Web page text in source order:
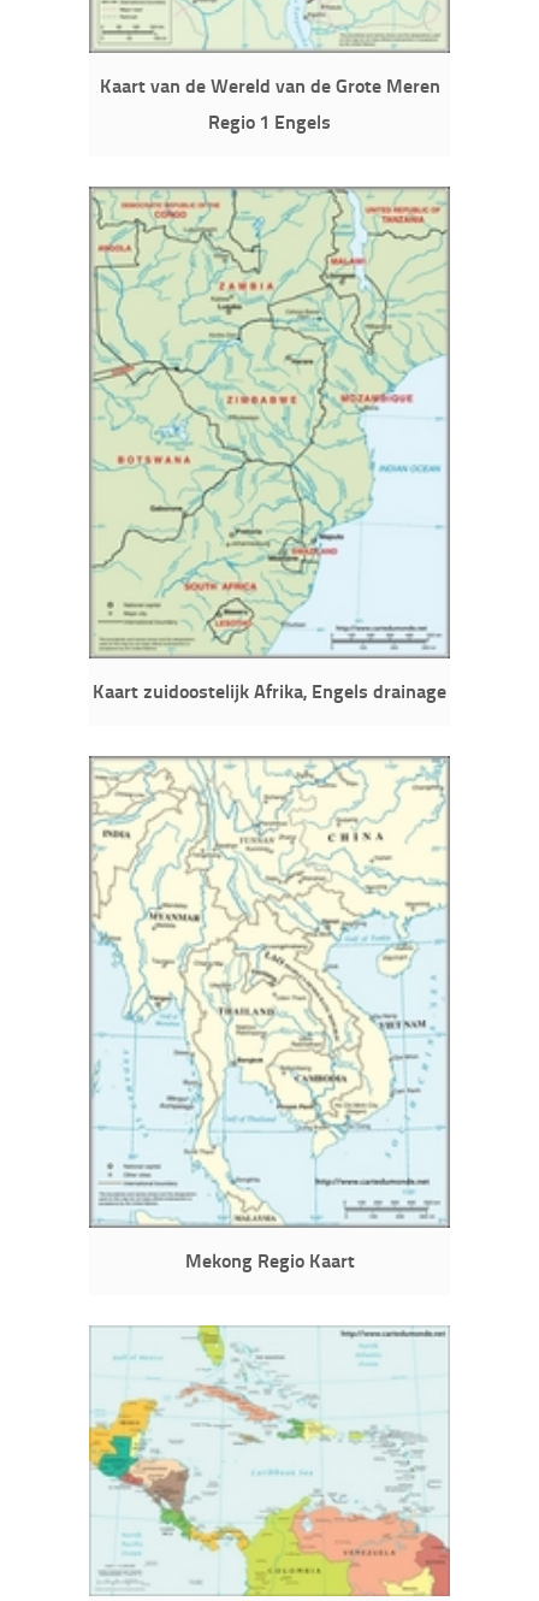
Kaart van de Wereld van de Grote Meren
Regio 1 Engels
Kaart zuidoostelijk Afrika, Engels drainage
Mekong Regio Kaart